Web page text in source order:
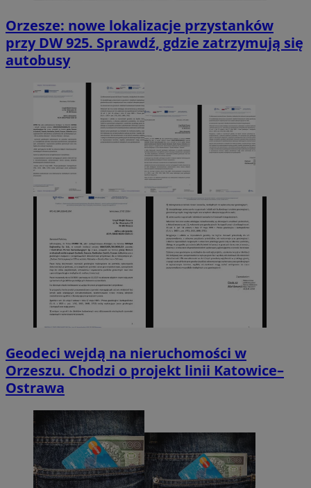
Orzesze: nowe lokalizacje przystanków
przy DW 925. Sprawdź, gdzie zatrzymują się
autobusy
Geodeci wejdą na nieruchomości w
Orzeszu. Chodzi o projekt linii Katowice–
Ostrawa